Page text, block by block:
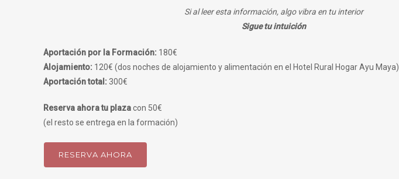
Si al leer esta información, algo vibra en tu interior
Sigue tu intuición
Aportación por la Formación: 180€
Alojamiento: 120€ (dos noches de alojamiento y alimentación en el Hotel Rural Hogar Ayu Maya)
Aportación total: 300€
Reserva ahora tu plazacon 50€
(el resto se entrega en la formación)
RESERVA AHORA